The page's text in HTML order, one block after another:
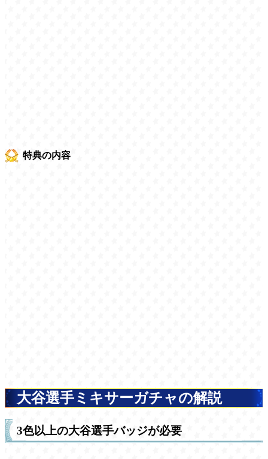
特典の内容
大谷選手ミキサーガチャの解説
3色以上の大谷選手バッジが必要